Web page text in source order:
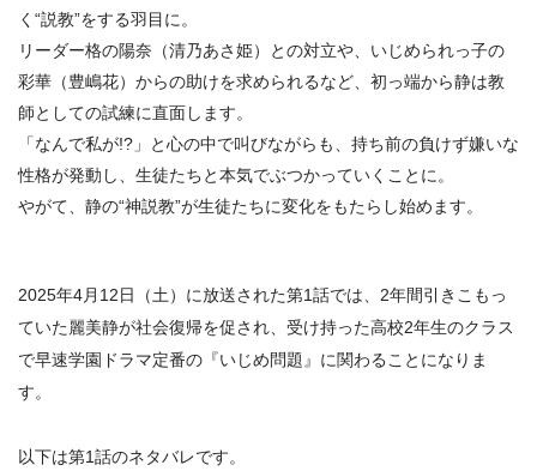
く“説教”をする羽目に。
​リーダー格の陽奈（清乃あさ姫）との対立や、いじめられっ子の
彩華（豊嶋花）からの助けを求められるなど、初っ端から静は教
師としての試練に直面します。
​「なんで私が!?」と心の中で叫びながらも、持ち前の負けず嫌いな
性格が発動し、生徒たちと本気でぶつかっていくことに。​
やがて、静の“神説教”が生徒たちに変化をもたらし始めます。
2025年4月12日（土）に放送された第1話では、 2年間引きこもっ
ていた麗美静が社会復帰を促され、受け持った高校2年生のクラス
で早速学園ドラマ定番の『いじめ問題』に関わることになりま
す。
以下は第1話のネタバレです。